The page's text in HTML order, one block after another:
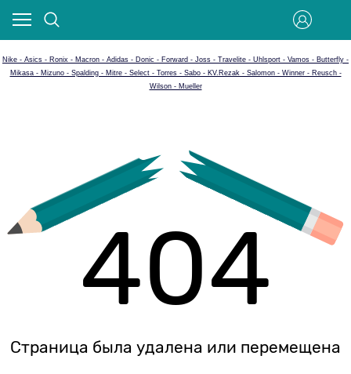
Nike - Asics - Ronix - Macron - Adidas - Donic - Forward - Joss - Travelite - Uhlsport - Vamos - Butterfly -
Mikasa - Mizuno - Spalding - Mitre - Select - Torres - Sabo - KV.Rezak - Salomon - Winner - Reusch -
Wilson - Mueller
404
Страница была удалена или перемещена